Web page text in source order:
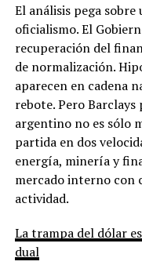
El análisis pega
oficialismo. El
recuperación del
de normalización.
aparecen en cadena
rebote. Pero
argentino no es sólo
partida en dos
energía, minería y
mercado interno con
actividad.
La trampa del dólar
dual